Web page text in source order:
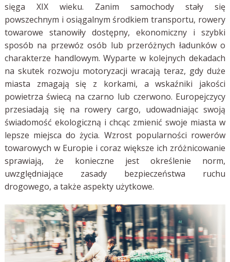
sięga XIX wieku. Zanim samochody stały się
powszechnym i osiągalnym środkiem transportu, rowery
towarowe stanowiły dostępny, ekonomiczny i szybki
sposób na przewóz osób lub przeróżnych ładunków o
charakterze handlowym. Wyparte w kolejnych dekadach
na skutek rozwoju motoryzacji wracają teraz, gdy duże
miasta zmagają się z korkami, a wskaźniki jakości
powietrza świecą na czarno lub czerwono. Europejczycy
przesiadają się na rowery cargo, udowadniając swoją
świadomość ekologiczną i chcąc zmienić swoje miasta w
lepsze miejsca do życia. Wzrost popularności rowerów
towarowych w Europie i coraz większe ich zróżnicowanie
sprawiają, że konieczne jest określenie norm,
uwzględniające zasady bezpieczeństwa ruchu
drogowego, a także aspekty użytkowe.